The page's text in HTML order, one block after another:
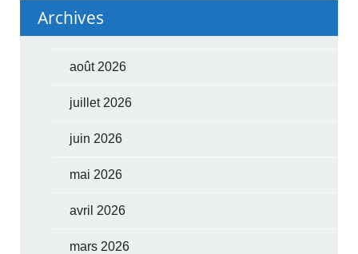
Archives
août 2026
juillet 2026
juin 2026
mai 2026
avril 2026
mars 2026